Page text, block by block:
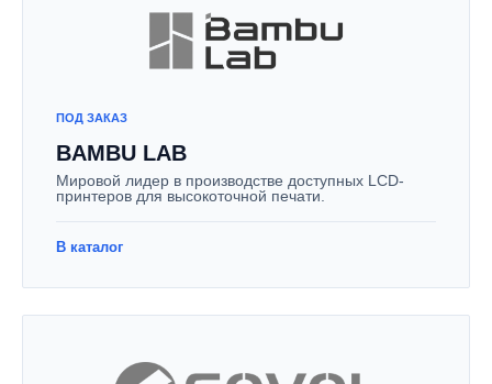
ПОД ЗАКАЗ
BAMBU LAB
Мировой лидер в производстве доступных LCD-
принтеров для высокоточной печати.
В каталог